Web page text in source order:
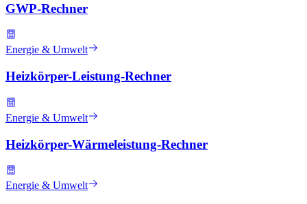
GWP-Rechner
Energie & Umwelt
Heizkörper-Leistung-Rechner
Energie & Umwelt
Heizkörper-Wärmeleistung-Rechner
Energie & Umwelt